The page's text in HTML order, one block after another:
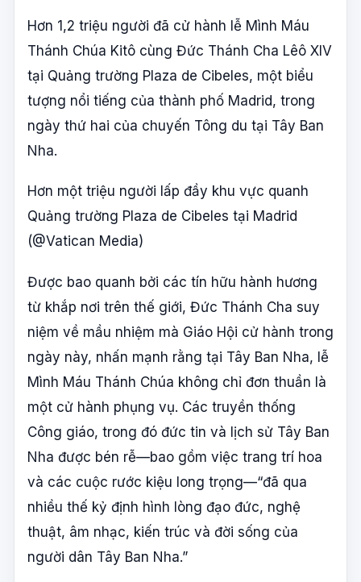
Hơn 1,2 triệu người đã cử hành lễ Mình Máu
Thánh Chúa Kitô cùng Đức Thánh Cha Lêô XIV
tại Quảng trường Plaza de Cibeles, một biểu
tượng nổi tiếng của thành phố Madrid, trong
ngày thứ hai của chuyến Tông du tại Tây Ban
Nha.
Hơn một triệu người lấp đầy khu vực quanh
Quảng trường Plaza de Cibeles tại Madrid
(@Vatican Media)
Được bao quanh bởi các tín hữu hành hương
từ khắp nơi trên thế giới, Đức Thánh Cha suy
niệm về mầu nhiệm mà Giáo Hội cử hành trong
ngày này, nhấn mạnh rằng tại Tây Ban Nha, lễ
Mình Máu Thánh Chúa không chỉ đơn thuần là
một cử hành phụng vụ. Các truyền thống
Công giáo, trong đó đức tin và lịch sử Tây Ban
Nha được bén rễ—bao gồm việc trang trí hoa
và các cuộc rước kiệu long trọng—“đã qua
nhiều thế kỷ định hình lòng đạo đức, nghệ
thuật, âm nhạc, kiến trúc và đời sống của
người dân Tây Ban Nha.”